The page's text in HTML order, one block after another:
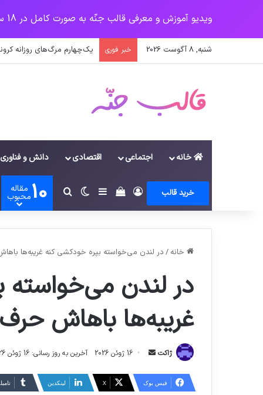
ویدیو آموزش و معرفی قالب جنّه به صورت کامل در 18 سرفصل
شنبه, 8 آگوست 2026 خبر فوری اولیانوف: صدور قطعنامه‌های
خانه اجتماعی اقتصادی دانش و فناوری
خرید قالب وروددیدن سبد خرید
سایدبارتغییر پوسته
جستجو برای
10 مقاله
محبوب
خانه / در لندن می‌خواسته بپره خودکشی کنه غریبه‌ها
در لندن می‌خواسته
غریبه‌ها باهاش
ژاکت
ارسال 16 ژوئن 2026 آخرین به روز رسانی: 16 ژوئن 2026
فیس بوک X لینکدین